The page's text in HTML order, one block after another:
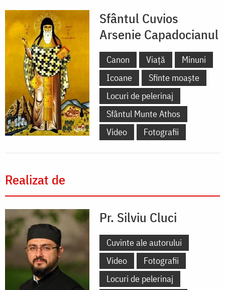
Sfântul Cuvios
Arsenie Capadocianul
Canon Viață
Minuni
Icoane
Sfinte moaște
Locuri de pelerinaj
Sfântul Munte Athos
Video
Fotografii
Realizat de
Pr. Silviu Cluci
Cuvinte ale autorului
Video
Fotografii
Locuri de pelerinaj